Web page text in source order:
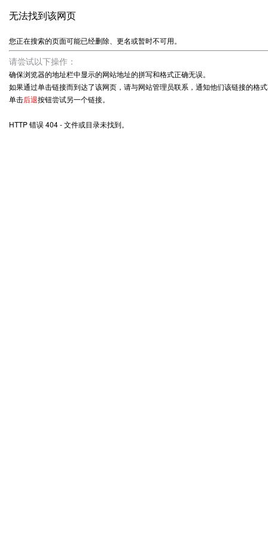
无法找到该网页
您正在搜索的页面可能已经删除、更名或暂时不可用。
请尝试以下操作：
确保浏览器的地址栏中显示的网站地址的拼写和格式正确无误。
如果通过单击链接而到达了该网页，请与网站管理员联系，通知他们该链接的格
单击后退按钮尝试另一个链接。
HTTP 错误 404 - 文件或目录未找到。